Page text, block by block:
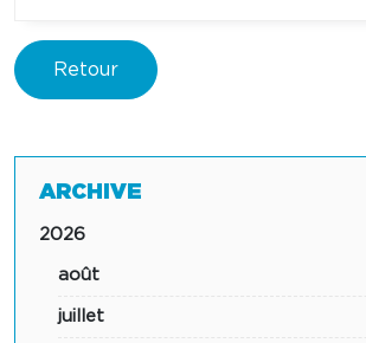
Retour
ARCHIVE
2026
août
juillet